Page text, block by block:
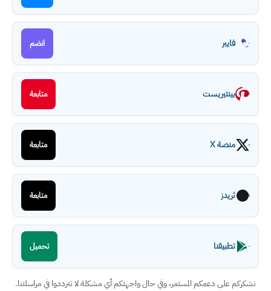
فايبر انضم
بينتيريست متابعة
منصة X متابعة
ثريدز متابعة
تطبيقنا تحميل
نشكركم على دعمكم المستمر، وفي حال واجهتكم أي مشكلة لا تترددوا في مراسلتنا.